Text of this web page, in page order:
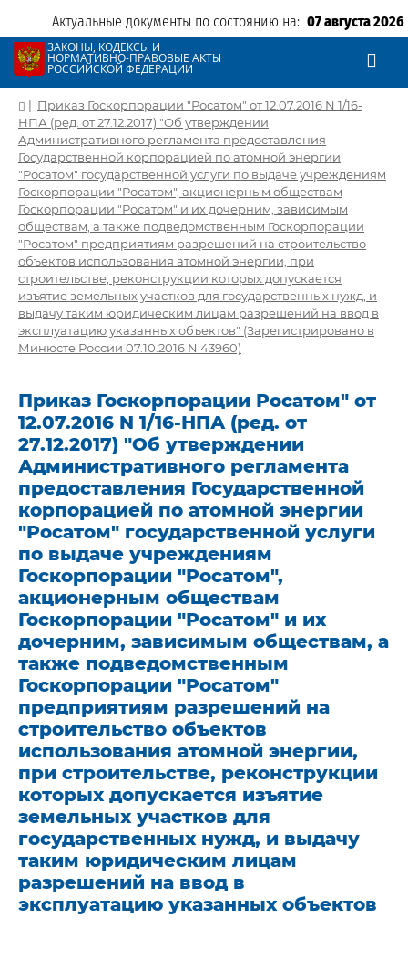
Актуальные документы по состоянию на: 07 августа 2026
ЗАКОНЫ, КОДЕКСЫ И
НОРМАТИВНО-ПРАВОВЫЕ АКТЫ
РОССИЙСКОЙ ФЕДЕРАЦИИ
| Приказ Госкорпорации "Росатом" от 12.07.2016 N 1/16-
НПА (ред. от 27.12.2017) "Об утверждении
Административного регламента предоставления
Государственной корпорацией по атомной энергии
"Росатом" государственной услуги по выдаче учреждениям
Госкорпорации "Росатом", акционерным обществам
Госкорпорации "Росатом" и их дочерним, зависимым
обществам, а также подведомственным Госкорпорации
"Росатом" предприятиям разрешений на строительство
объектов использования атомной энергии, при
строительстве, реконструкции которых допускается
изъятие земельных участков для государственных нужд, и
выдачу таким юридическим лицам разрешений на ввод в
эксплуатацию указанных объектов" (Зарегистрировано в
Минюсте России 07.10.2016 N 43960)
Приказ Госкорпорации Росатом" от
12.07.2016 N 1/16-НПА (ред. от
27.12.2017) "Об утверждении
Административного регламента
предоставления Государственной
корпорацией по атомной энергии
"Росатом" государственной услуги
по выдаче учреждениям
Госкорпорации "Росатом",
акционерным обществам
Госкорпорации "Росатом" и их
дочерним, зависимым обществам, а
также подведомственным
Госкорпорации "Росатом"
предприятиям разрешений на
строительство объектов
использования атомной энергии,
при строительстве, реконструкции
которых допускается изъятие
земельных участков для
государственных нужд, и выдачу
таким юридическим лицам
разрешений на ввод в
эксплуатацию указанных объектов